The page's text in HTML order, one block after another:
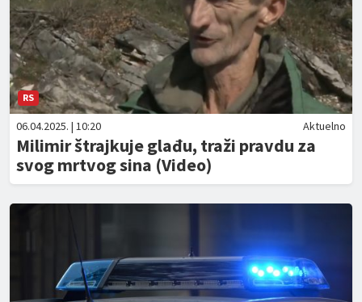
RS
06.04.2025. | 10:20 Aktuelno
Milimir štrajkuje glađu, traži pravdu za
svog mrtvog sina (Video)